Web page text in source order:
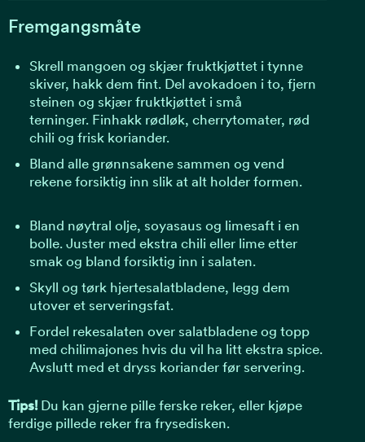
Fremgangsmåte
Skrell mangoen og skjær fruktkjøttet i tynne
skiver, hakk dem fint. Del avokadoen i to, fjern
steinen og skjær fruktkjøttet i små
terninger. Finhakk rødløk, cherrytomater, rød
chili og frisk koriander.
Bland alle grønnsakene sammen og vend
rekene forsiktig inn slik at alt holder formen.
Bland nøytral olje, soyasaus og limesaft i en
bolle. Juster med ekstra chili eller lime etter
smak og bland forsiktig inn i salaten.
Skyll og tørk hjertesalatbladene, legg dem
utover et serveringsfat.
Fordel rekesalaten over salatbladene og topp
med chilimajones hvis du vil ha litt ekstra spice.
Avslutt med et dryss koriander før servering.
Tips! Du kan gjerne pille ferske reker, eller kjøpe
ferdige pillede reker fra frysedisken.